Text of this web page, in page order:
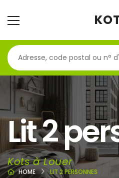
Lit 2
Kots à Louer
HOME LIT 2 PERSONNES